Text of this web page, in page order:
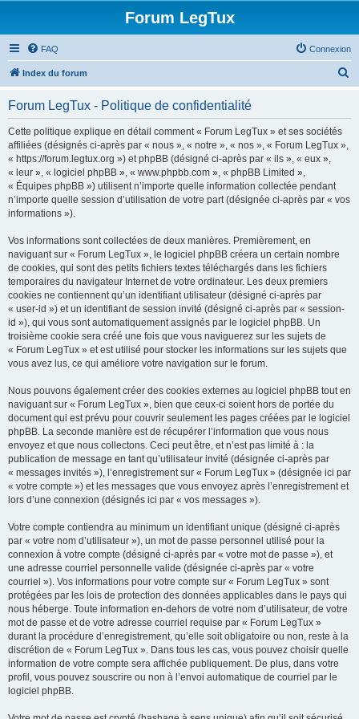
Forum LegTux
FAQ Connexion
Index du forum
Forum LegTux - Politique de confidentialité
Cette politique explique en détail comment « Forum LegTux » et ses sociétés
affiliées (désignés ci-après par « nous », « notre », « nos », « Forum LegTux »,
« https://forum.legtux.org ») et phpBB (désigné ci-après par « ils », « eux »,
« leur », « logiciel phpBB », « www.phpbb.com », « phpBB Limited »,
« Équipes phpBB ») utilisent n’importe quelle information collectée pendant
n’importe quelle session d’utilisation de votre part (désignée ci-après par « vos
informations »).
Vos informations sont collectées de deux manières. Premièrement, en
naviguant sur « Forum LegTux », le logiciel phpBB créera un certain nombre
de cookies, qui sont des petits fichiers textes téléchargés dans les fichiers
temporaires du navigateur Internet de votre ordinateur. Les deux premiers
cookies ne contiennent qu’un identifiant utilisateur (désigné ci-après par
« user-id ») et un identifiant de session invité (désigné ci-après par « session-
id »), qui vous sont automatiquement assignés par le logiciel phpBB. Un
troisième cookie sera créé une fois que vous naviguerez sur les sujets de
« Forum LegTux » et est utilisé pour stocker les informations sur les sujets que
vous avez lus, ce qui améliore votre navigation sur le forum.
Nous pouvons également créer des cookies externes au logiciel phpBB tout en
naviguant sur « Forum LegTux », bien que ceux-ci soient hors de portée du
document qui est prévu pour couvrir seulement les pages créées par le logiciel
phpBB. La seconde manière est de récupérer l’information que vous nous
envoyez et que nous collectons. Ceci peut être, et n’est pas limité à : la
publication de message en tant qu’utilisateur invité (désignée ci-après par
« messages invités »), l’enregistrement sur « Forum LegTux » (désignée ici par
« votre compte ») et les messages que vous envoyez après l’enregistrement et
lors d’une connexion (désignés ici par « vos messages »).
Votre compte contiendra au minimum un identifiant unique (désigné ci-après
par « votre nom d’utilisateur »), un mot de passe personnel utilisé pour la
connexion à votre compte (désigné ci-après par « votre mot de passe »), et
une adresse courriel personnelle valide (désignée ci-après par « votre
courriel »). Vos informations pour votre compte sur « Forum LegTux » sont
protégées par les lois de protection des données applicables dans le pays qui
nous héberge. Toute information en-dehors de votre nom d’utilisateur, de votre
mot de passe et de votre adresse courriel requise par « Forum LegTux »
durant la procédure d’enregistrement, qu’elle soit obligatoire ou non, reste à la
discrétion de « Forum LegTux ». Dans tous les cas, vous pouvez choisir quelle
information de votre compte sera affichée publiquement. De plus, dans votre
profil, vous pouvez souscrire ou non à l’envoi automatique de courriel par le
logiciel phpBB.